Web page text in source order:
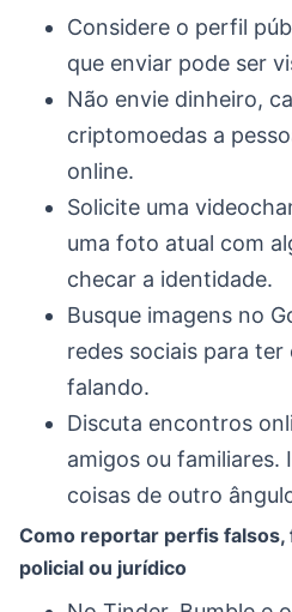
Considere o perfil
que enviar pode ser
Não envie dinheiro,
criptomoedas a
online.
Solicite uma
uma foto atual com
checar a identidade.
Busque imagens no
redes sociais para
falando.
Discuta encontros
amigos ou familiares.
coisas de outro
Como reportar perfis falsos,
policial ou jurídico